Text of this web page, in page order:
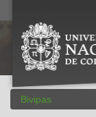
Bivipas